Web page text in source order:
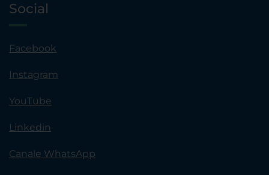
Social
Facebook
Instagram
YouTube
Linkedin
Canale WhatsApp